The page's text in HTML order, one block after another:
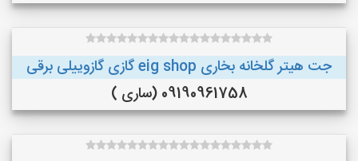
جت هیتر گلخانه بخاری eig shop گازی گازوییلی برقی
09190961758 (ساری )